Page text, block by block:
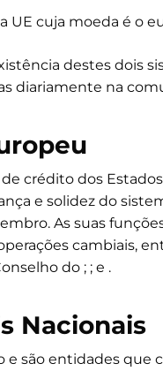
UE cuja moeda é o
destes dois
diariamente na
crédito dos
e solidez do
As suas
cambiais,
do ; ; e .
Nacionais
são entidades que